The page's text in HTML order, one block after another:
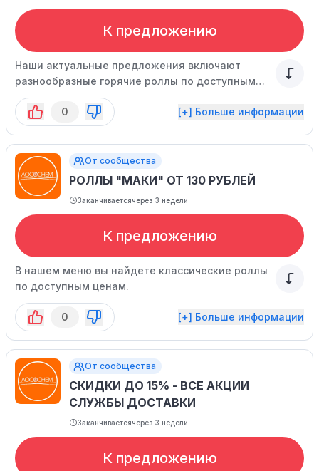
К предложению
Наши актуальные предложения включают
разнообразные горячие роллы по доступным
ценам в нашем меню.
0
[+] Больше информации
От сообщества
РОЛЛЫ "МАКИ" ОТ 130 РУБЛЕЙ
Заканчиваетсячерез 3 недели
К предложению
В нашем меню вы найдете классические роллы
по доступным ценам.
0 [+] Больше информации
От сообщества
СКИДКИ ДО 15% - ВСЕ АКЦИИ
СЛУЖБЫ ДОСТАВКИ
Заканчиваетсячерез 3 недели
К предложению